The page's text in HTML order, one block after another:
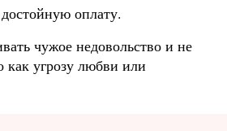
оплату.
чужое недовольство и не
как угрозу любви или